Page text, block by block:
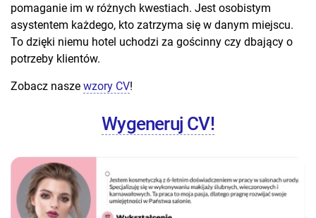
pomaganie im w różnych kwestiach. Jest osobistym
asystentem każdego, kto zatrzyma się w danym miejscu.
To dzięki niemu hotel uchodzi za gościnny czy dbający o
potrzeby klientów.
Zobacz nasze wzory CV!
Wygeneruj CV!